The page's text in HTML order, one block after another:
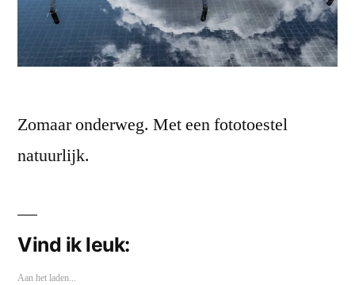
Zomaar onderweg. Met een fototoestel
natuurlijk.
Vind ik leuk:
Aan het laden...